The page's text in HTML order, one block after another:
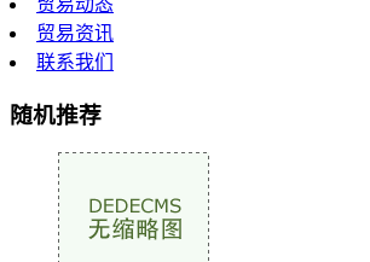
贸易资讯
联系我们
随机推荐